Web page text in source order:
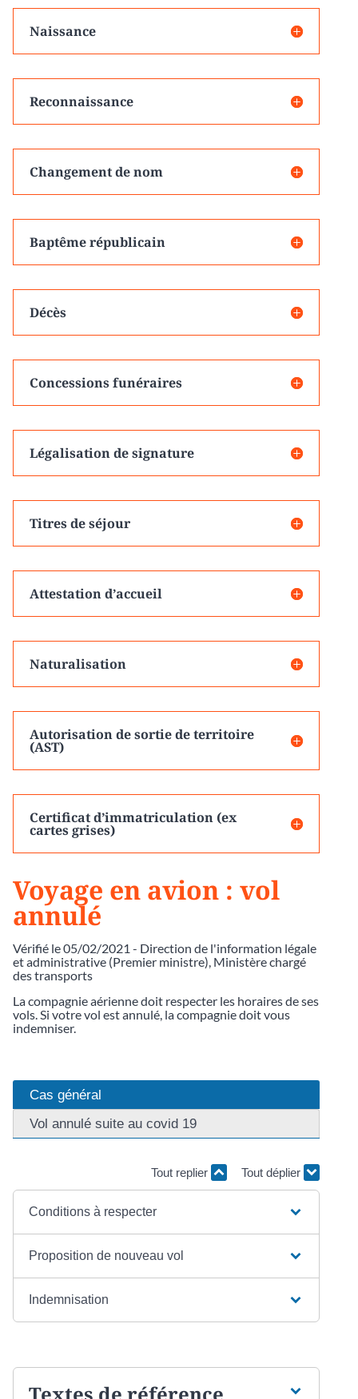
Naissance
Reconnaissance
Changement de nom
Baptême républicain
Décès
Concessions funéraires
Légalisation de signature
Titres de séjour
Attestation d’accueil
Naturalisation
Autorisation de sortie de territoire
(AST)
Certificat d’immatriculation (ex
cartes grises)
Voyage en avion : vol
annulé
Vérifié le 05/02/2021 - Direction de l'information légale
et administrative (Premier ministre), Ministère chargé
des transports
La compagnie aérienne doit respecter les horaires de ses
vols. Si votre vol est annulé, la compagnie doit vous
indemniser.
Cas général
Vol annulé suite au covid 19
Tout replier Tout déplier
Conditions à respecter
Proposition de nouveau vol
Indemnisation